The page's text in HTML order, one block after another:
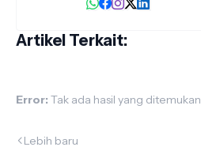
Artikel Terkait:
Error: Tak ada hasil yang ditemukan
Lebih baru